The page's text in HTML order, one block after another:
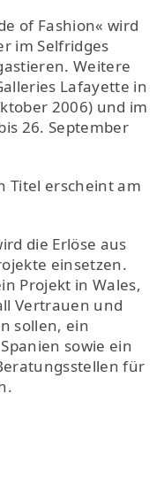
of Fashion« wird
im Selfridges
Weitere
Lafayette in
2006) und im
26. September
Titel erscheint am
die Erlöse aus
einsetzen.
Projekt in Wales,
Vertrauen und
sollen, ein
sowie ein
für